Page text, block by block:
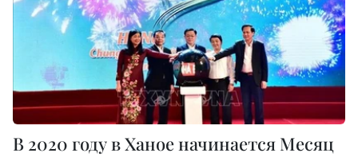
В 2020 году в Ханое начинается Месяц